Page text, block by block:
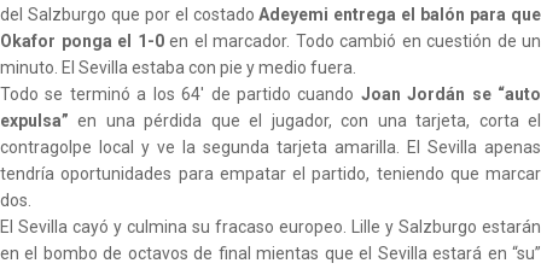
del Salzburgo que por el costadoAdeyemi entrega el balón para que
Okafor ponga el 1-0en el marcador. Todo cambió en cuestión de un
minuto. El Sevilla estaba con pie y medio fuera.
Todo se terminó a los 64' de partido cuando Joan Jordán se “auto
expulsa” en una pérdida que el jugador, con una tarjeta, corta el
contragolpe local y ve la segunda tarjeta amarilla. El Sevilla apenas
tendría oportunidades para empatar el partido, teniendo que marcar
dos.
El Sevilla cayó y culmina su fracaso europeo. Lille y Salzburgo estarán
en el bombo de octavos de final mientas que el Sevilla estará en “su”